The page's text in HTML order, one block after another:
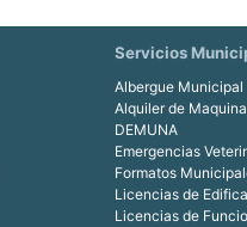
Servicios
Albergue Municipal
Alquiler de
DEMUNA
Emergencias
Formatos
Licencias de
Licencias de